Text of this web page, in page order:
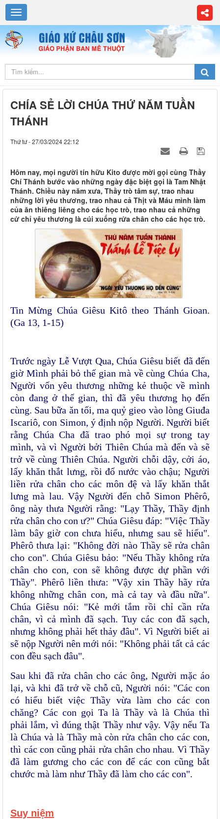
CHÍA SẺ LỜI CHÚA THỨ NĂM TUẦN
THÁNH
Thứ tư - 27/03/2024 22:12
Hôm nay, mọi người tín hữu Kito được mời gọi cùng Thầy
Chí Thánh bước vào những ngày đặc biệt gọi là Tam Nhật
Thánh. Chiều này năm xưa, Thầy trò tâm sự, trao nhau
những lời yêu thương, trao nhau cả Thịt và Máu mình làm
của ăn thiêng liêng cho các học trò, trao nhau cả những
cử chỉ yêu thương là cúi xuống rửa chân cho các học trò.
Tin Mừng Chúa Giêsu Kitô theo Thánh Gioan.
(Ga 13, 1-15)
Trước ngày Lễ Vượt Qua, Chúa Giêsu biết đã đến
giờ Mình phải bỏ thế gian mà về cùng Chúa Cha,
Người vốn yêu thương những kẻ thuộc về mình
còn đang ở thế gian, thì đã yêu thương họ đến
cùng. Sau bữa ăn tối, ma quỷ gieo vào lòng Giuđa
Iscariô, con Simon, ý định nộp Người. Người biết
rằng Chúa Cha đã trao phó mọi sự trong tay
mình, và vì Người bởi Thiên Chúa mà đến và sẽ
trở về cùng Thiên Chúa. Người chỗi dậy, cởi áo,
lấy khăn thắt lưng, rồi đổ nước vào chậu; Người
liền rửa chân cho các môn đệ và lấy khăn thắt
lưng mà lau. Vậy Người đến chỗ Simon Phêrô,
ông này thưa Người rằng: "Lạy Thầy, Thầy định
rửa chân cho con ư?" Chúa Giêsu đáp: "Việc Thầy
làm bây giờ con chưa hiểu, nhưng sau sẽ hiểu".
Phêrô thưa lại: "Không đời nào Thầy sẽ rửa chân
cho con". Chúa Giêsu bảo: "Nếu Thầy không rửa
chân cho con, con sẽ không được dự phần với
Thầy". Phêrô liền thưa: "Vậy xin Thầy hãy rửa
không những chân con, mà cả tay và đầu nữa".
Chúa Giêsu nói: "Kẻ mới tắm rồi chỉ cần rửa
chân, vì cả mình đã sạch. Tuy các con đã sạch,
nhưng không phải hết thảy đâu". Vì Người biết ai
sẽ nộp Người nên mới nói: "Không phải tất cả các
con đều sạch đâu".
Sau khi đã rửa chân cho các ông, Người mặc áo
lại, và khi đã trở về chỗ cũ, Người nói: "Các con
có hiểu biết việc Thầy vừa làm cho các con
chăng? Các con gọi Ta là Thầy và là Chúa thì
phải lắm, vì đúng thật Thầy như vậy. Vậy nếu Ta
là Chúa và là Thầy mà còn rửa chân cho các con,
thì các con cũng phải rửa chân cho nhau. Vì Thầy
đã làm gương cho các con để các con cũng bắt
chước mà làm như Thầy đã làm cho các con".
Suy niệm